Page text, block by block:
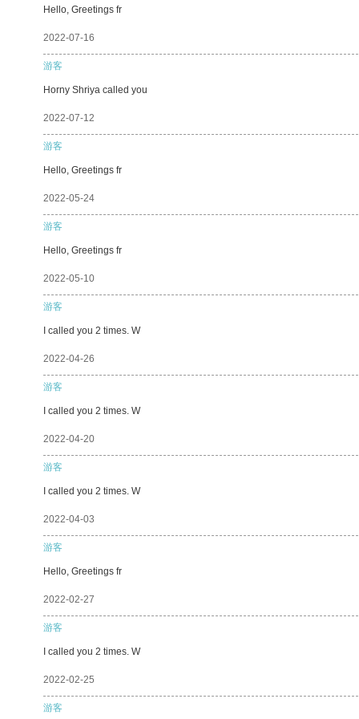
Hello, Greetings fr
2022-07-16
游客
Horny Shriya called you
2022-07-12
游客
Hello, Greetings fr
2022-05-24
游客
Hello, Greetings fr
2022-05-10
游客
I called you 2 times. W
2022-04-26
游客
I called you 2 times. W
2022-04-20
游客
I called you 2 times. W
2022-04-03
游客
Hello, Greetings fr
2022-02-27
游客
I called you 2 times. W
2022-02-25
游客